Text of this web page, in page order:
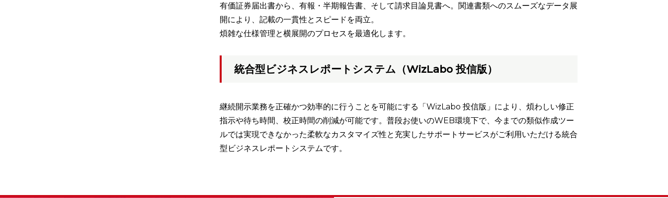
有価証券届出書から、有報・半期報告書、そして請求目論見書へ。関連書類へのスムーズなデータ展
開により、記載の一貫性とスピードを両立。
煩雑な仕様管理と横展開のプロセスを最適化します。
統合型ビジネスレポートシステム（WizLabo 投信版）
継続開示業務を正確かつ効率的に行うことを可能にする「WizLabo 投信版」により、煩わしい修正
指示や待ち時間、校正時間の削減が可能です。普段お使いのWEB環境下で、今までの類似作成ツー
ルでは実現できなかった柔軟なカスタマイズ性と充実したサポートサービスがご利用いただける統合
型ビジネスレポートシステムです。